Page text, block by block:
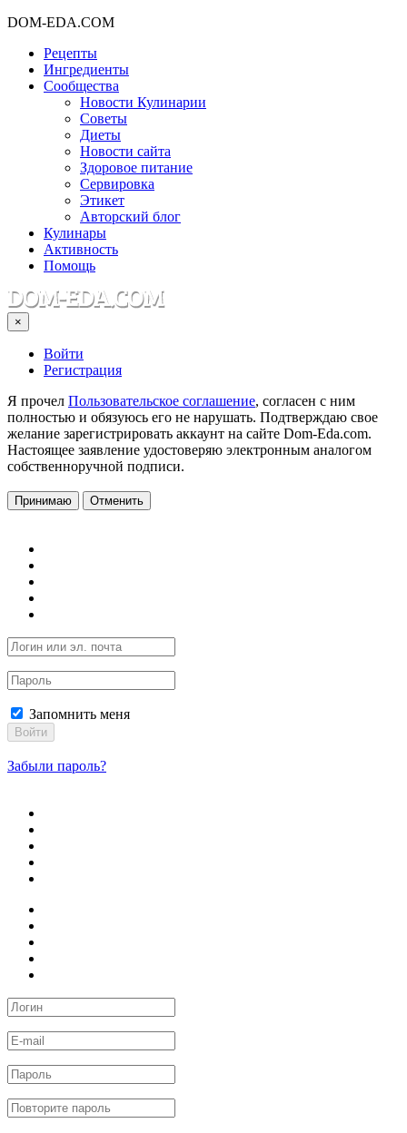
DOM-EDA.COM
Рецепты
Ингредиенты
Сообщества
Новости Кулинарии
Советы
Диеты
Новости сайта
Здоровое питание
Сервировка
Этикет
Авторский блог
Кулинары
Активность
Помощь
×
Войти
Регистрация
Я прочел Пользовательское соглашение, согласен с ним
полностью и обязуюсь его не нарушать. Подтверждаю свое
желание зарегистрировать аккаунт на сайте Dom-Eda.com.
Настоящее заявление удостоверяю электронным аналогом
собственноручной подписи.
Принимаю Отменить
Запомнить меня
Войти
Забыли пароль?